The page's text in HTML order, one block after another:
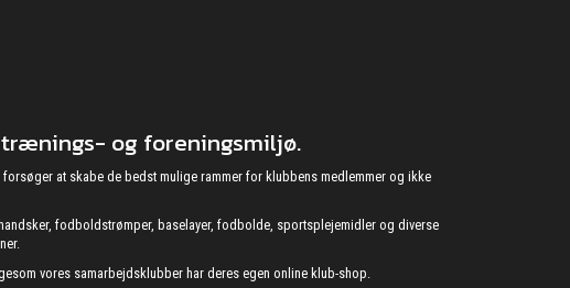
trænings- og foreningsmiljø.
at skabe de bedst mulige rammer for klubbens medlemmer og ikke
fodboldstrømper, baselayer, fodbolde, sportsplejemidler og diverse
vores samarbejdsklubber har deres egen online klub-shop.